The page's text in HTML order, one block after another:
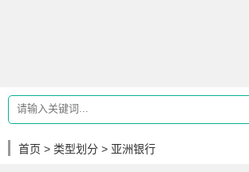
首页 > 类型划分 > 亚洲银行